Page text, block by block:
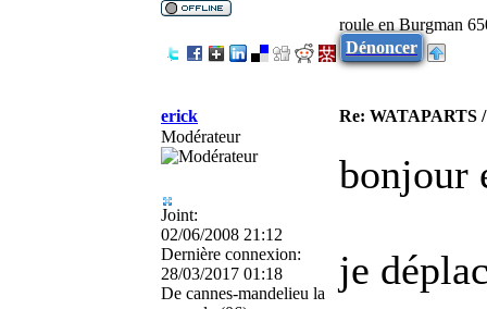
roule en Burgman
Dénoncer
erick
Re: WATAPARTS
Modérateur
Joint:
02/06/2008 21:12
Dernière connexion:
28/03/2017 01:18
De cannes-mandelieu la
bonjour
je